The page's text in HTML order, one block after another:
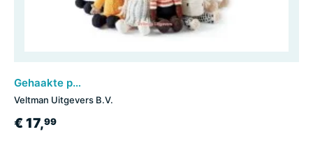
Gehaakte poppen
Veltman Uitgevers B.V.
€ 17,99